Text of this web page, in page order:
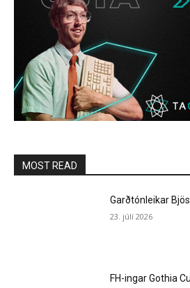
MOST READ
Garðtónleikar
23. júlí 2026
FH-ingar Gothia